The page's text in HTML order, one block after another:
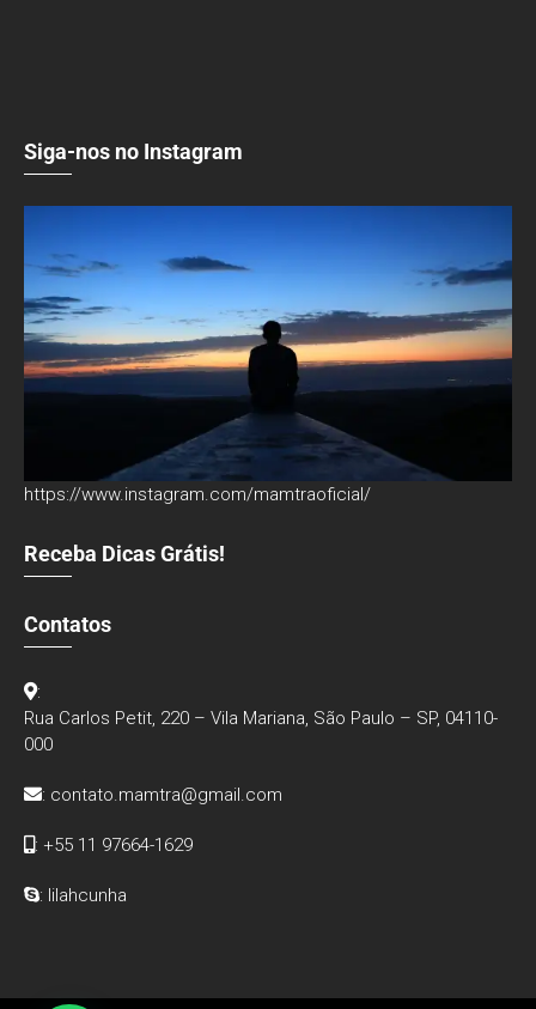
Siga-nos no Instagram
https://www.instagram.com/mamtraoficial/
Receba Dicas Grátis!
Contatos
:
Rua Carlos Petit, 220 – Vila Mariana, São Paulo – SP, 04110-
000
: contato.mamtra@gmail.com
: +55 11 97664-1629
: lilahcunha